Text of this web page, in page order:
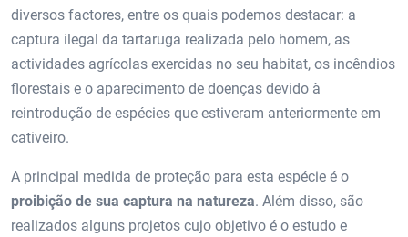
diversos factores, entre os quais podemos destacar: a
captura ilegal da tartaruga realizada pelo homem, as
actividades agrícolas exercidas no seu habitat, os incêndios
florestais e o aparecimento de doenças devido à
reintrodução de espécies que estiveram anteriormente em
cativeiro.
A principal medida de proteção para esta espécie é o
proibição de sua captura na natureza. Além disso, são
realizados alguns projetos cujo objetivo é o estudo e